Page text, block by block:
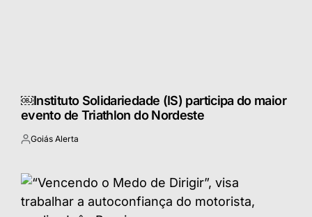
￼Instituto Solidariedade (IS) participa do maior
evento de Triathlon do Nordeste
Postado
Goiás Alerta